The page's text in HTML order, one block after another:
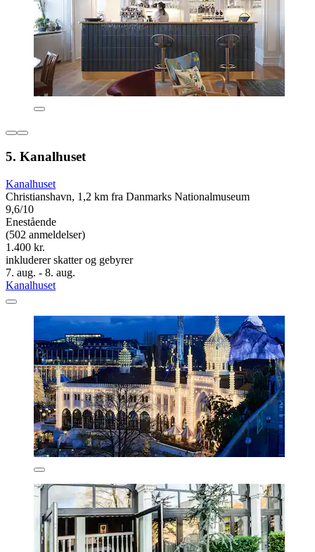
5. Kanalhuset
Kanalhuset
Christianshavn, 1,2 km fra Danmarks Nationalmuseum
9,6/10
Enestående
(502 anmeldelser)
1.400 kr.
inkluderer skatter og gebyrer
7. aug. - 8. aug.
Kanalhuset